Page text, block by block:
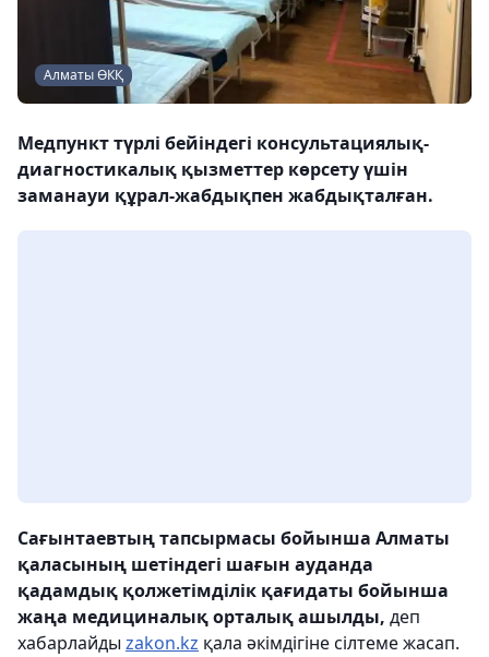
Алматы ӨКҚ
Медпункт түрлі бейіндегі консультациялық-
диагностикалық қызметтер көрсету үшін
заманауи құрал-жабдықпен жабдықталған.
Сағынтаевтың тапсырмасы бойынша Алматы
қаласының шетіндегі шағын ауданда
қадамдық қолжетімділік қағидаты бойынша
жаңа медициналық орталық ашылды, деп
хабарлайды zakon.kz қала әкімдігіне сілтеме жасап.